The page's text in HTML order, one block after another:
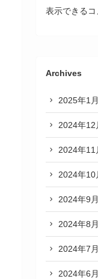
表示できるコ
Archives
2025年1月
2024年12
2024年11
2024年10
2024年9月
2024年8月
2024年7月
2024年6月